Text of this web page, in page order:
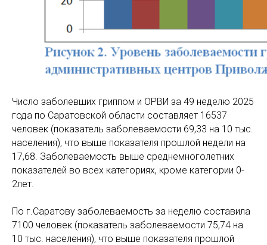
Число заболевших гриппом и ОРВИ за 49 неделю 2025
года по Саратовской области составляет 16537
человек (показатель заболеваемости 69,33 на 10 тыс.
населения), что выше показателя прошлой недели на
17,68. Заболеваемость выше среднемноголетних
показателей во всех категориях, кроме категории 0-
2лет.
По г.Саратову заболеваемость за неделю составила
7100 человек (показатель заболеваемости 75,74 на
10 тыс. населения), что выше показателя прошлой